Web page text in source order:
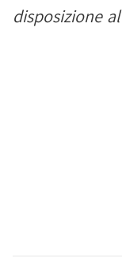
disposizione